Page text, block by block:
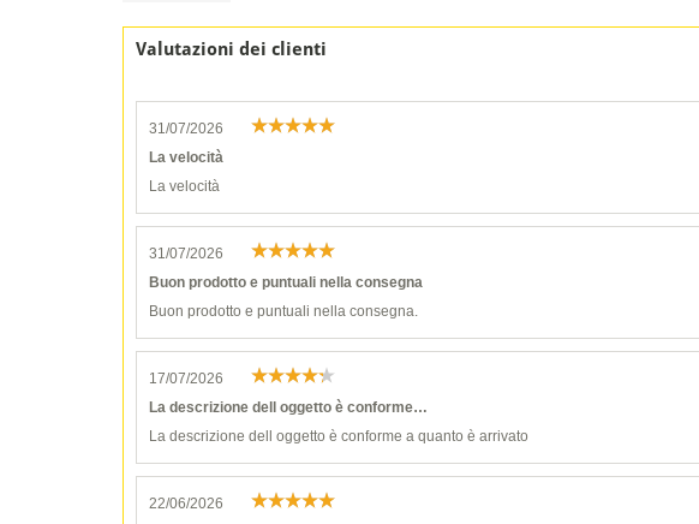
Valutazioni dei clienti
31/07/2026
La velocità
La velocità
31/07/2026
Buon prodotto e puntuali nella consegna
Buon prodotto e puntuali nella consegna.
17/07/2026
La descrizione dell oggetto è conforme…
La descrizione dell oggetto è conforme a quanto è arrivato
22/06/2026